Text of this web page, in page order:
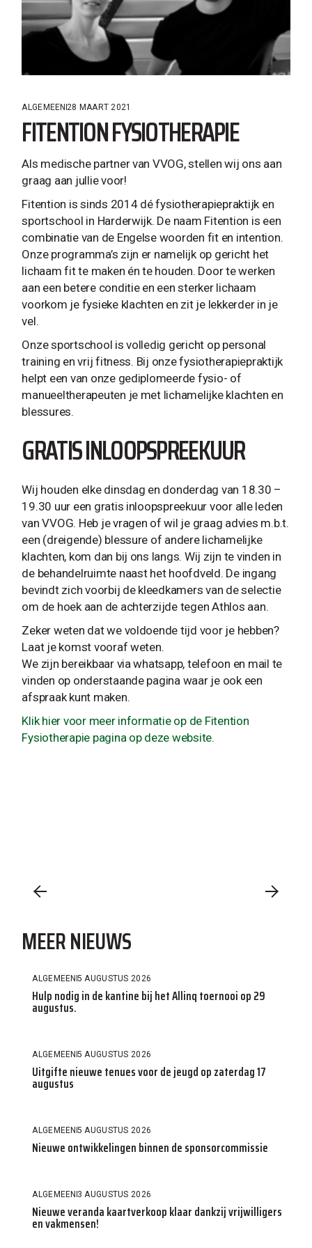
ALGEMEEN 28 MAART 2021
FITENTION FYSIOTHERAPIE
Als medische partner van VVOG, stellen wij ons aan
graag aan jullie voor!
Fitention is sinds 2014 dé fysiotherapiepraktijk en
sportschool in Harderwijk. De naam Fitention is een
combinatie van de Engelse woorden fit en intention.
Onze programma’s zijn er namelijk op gericht het
lichaam fit te maken én te houden. Door te werken
aan een betere conditie en een sterker lichaam
voorkom je fysieke klachten en zit je lekkerder in je
vel.
Onze sportschool is volledig gericht op personal
training en vrij fitness. Bij onze fysiotherapiepraktijk
helpt een van onze gediplomeerde fysio- of
manueeltherapeuten je met lichamelijke klachten en
blessures.
GRATIS INLOOPSPREEKUUR
Wij houden elke dinsdag en donderdag van 18.30 –
19.30 uur een gratis inloopspreekuur voor alle leden
van VVOG. Heb je vragen of wil je graag advies m.b.t.
een (dreigende) blessure of andere lichamelijke
klachten, kom dan bij ons langs. Wij zijn te vinden in
de behandelruimte naast het hoofdveld. De ingang
bevindt zich voorbij de kleedkamers van de selectie
om de hoek aan de achterzijde tegen Athlos aan.
Zeker weten dat we voldoende tijd voor je hebben?
Laat je komst vooraf weten.
We zijn bereikbaar via whatsapp, telefoon en mail te
vinden op onderstaande pagina waar je ook een
afspraak kunt maken.
Klik hier voor meer informatie op de Fitention
Fysiotherapie pagina op deze website.
MEER NIEUWS
ALGEMEEN5 AUGUSTUS 2026
Hulp nodig in de kantine bij het Allinq toernooi op 29
augustus.
ALGEMEEN5 AUGUSTUS 2026
Uitgifte nieuwe tenues voor de jeugd op zaterdag 17
augustus
ALGEMEEN5 AUGUSTUS 2026
Nieuwe ontwikkelingen binnen de sponsorcommissie
ALGEMEEN3 AUGUSTUS 2026
Nieuwe veranda kaartverkoop klaar dankzij vrijwilligers
en vakmensen!